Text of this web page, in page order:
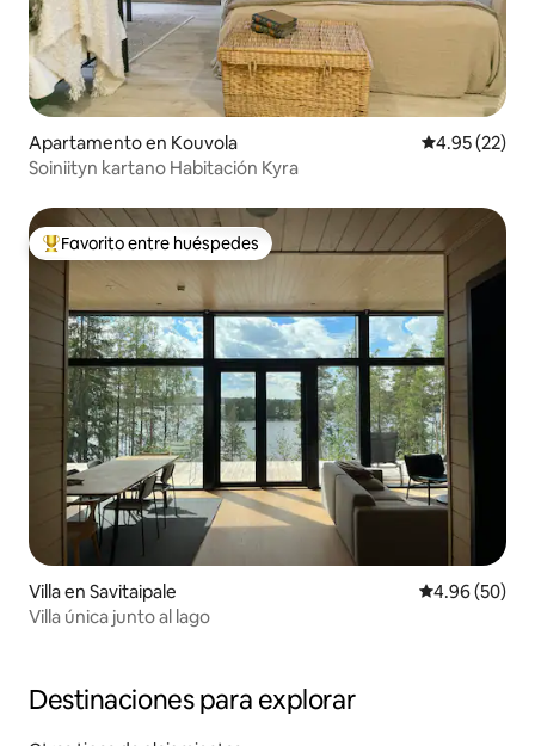
Apartamento en Kouvola Calificación
4.95 (22)
Soiniityn kartano Habitación Kyra
Favorito entre huéspedes preferido
Favorito entre huéspedes
Villa en Savitaipale Calificación
4.96 (50)
Villa única junto al lago
Destinaciones para explorar